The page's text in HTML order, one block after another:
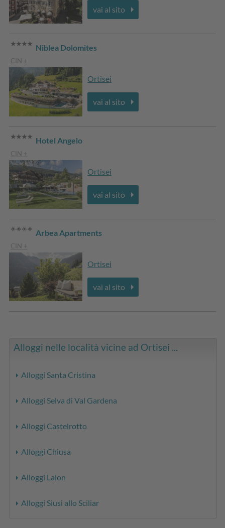
vai al sito
Niblea Dolomites
CIN +
Ortisei
vai al sito
Hotel Angelo
CIN +
Ortisei
vai al sito
Arbea Apartments
CIN +
Ortisei
vai al sito
Alloggi nelle località vicine ad Ortisei ...
Alloggi Santa Cristina
Alloggi Selva di Val Gardena
Alloggi Castelrotto
Alloggi Chiusa
Alloggi Laion
Alloggi Siusi allo Sciliar